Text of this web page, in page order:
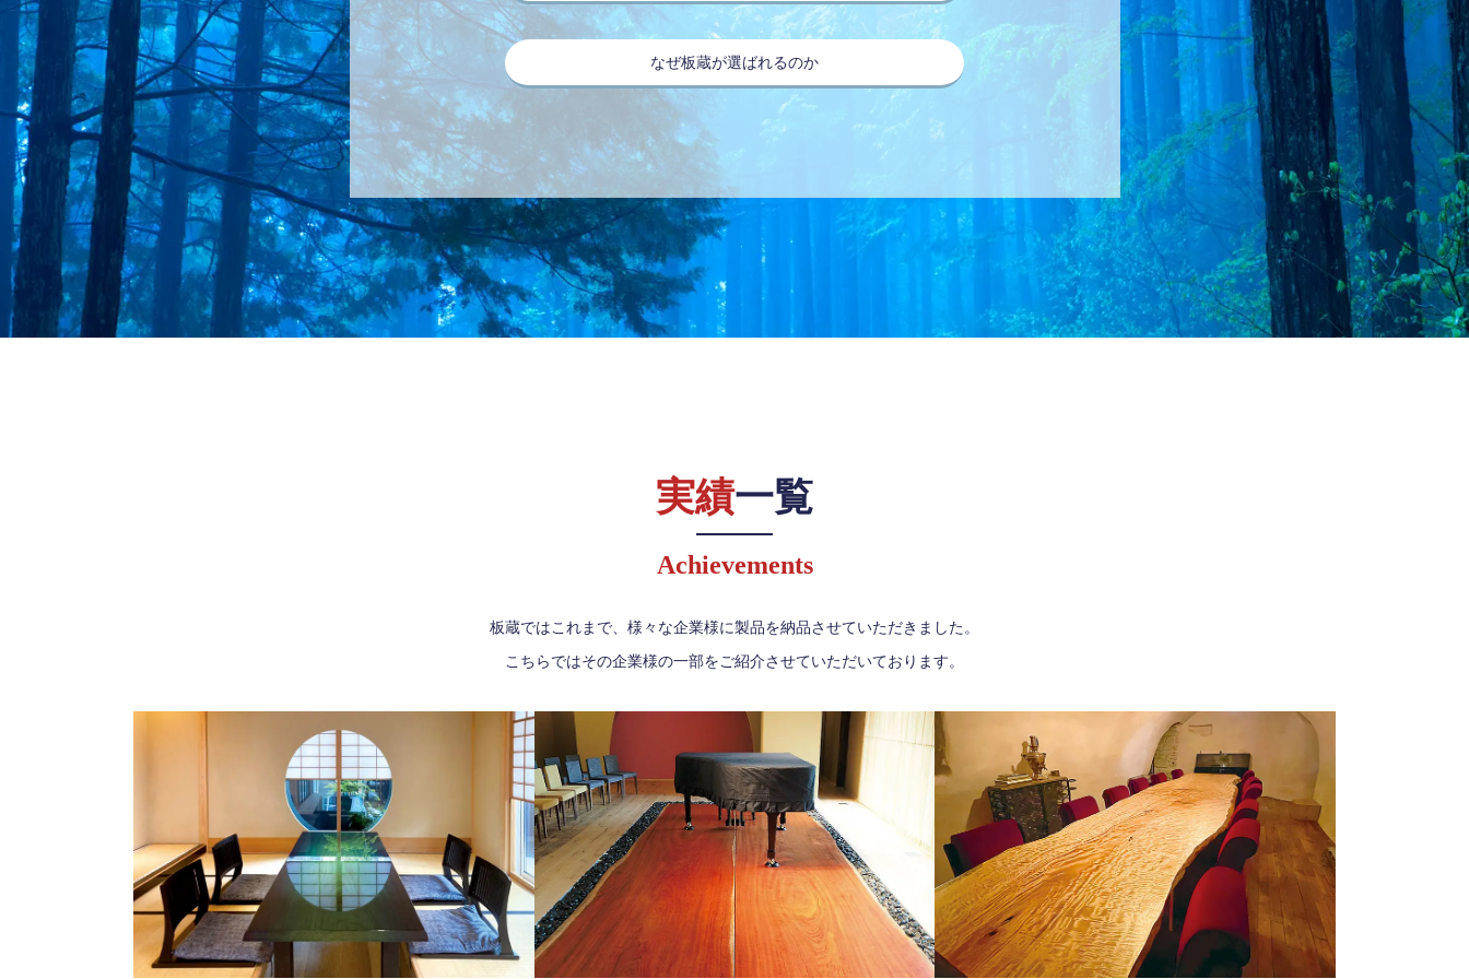
なぜ板蔵が選ばれるのか
実績一覧
Achievements
板蔵ではこれまで、様々な企業様に製品を納品させていただきました。
こちらではその企業様の一部をご紹介させていただいております。